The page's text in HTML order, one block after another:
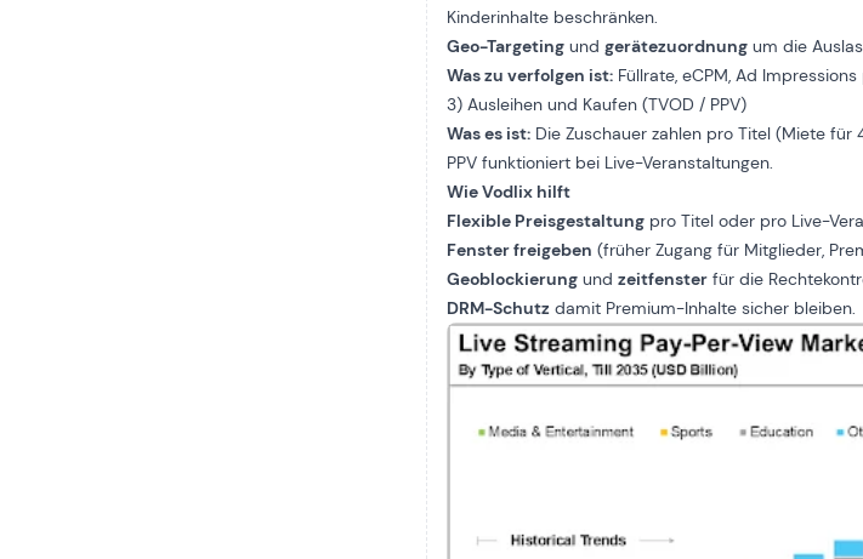
Kinderinhalte beschränken.
Geo-Targeting undgerätezuordnung um die
Was zu verfolgen ist: Füllrate, eCPM, Ad
3) Ausleihen und Kaufen (TVOD / PPV)
Was es ist: Die Zuschauer zahlen pro Titel (Miete
PPV funktioniert bei Live-Veranstaltungen.
Wie Vodlix hilft
Flexible Preisgestaltung pro Titel oder pro Live-
Fenster freigeben (früher Zugang für Mitglieder,
Geoblockierung undzeitfenster für die
DRM-Schutz damit Premium-Inhalte sicher bleiben.